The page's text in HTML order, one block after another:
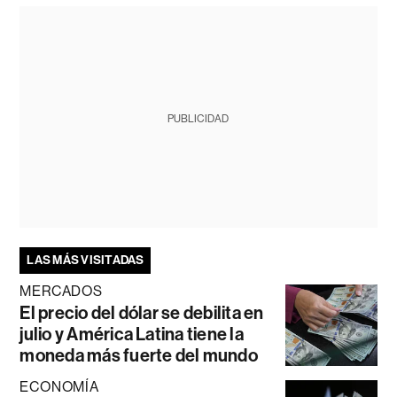
PUBLICIDAD
LAS MÁS VISITADAS
MERCADOS
El precio del dólar se debilita en
julio y América Latina tiene la
moneda más fuerte del mundo
ECONOMÍA